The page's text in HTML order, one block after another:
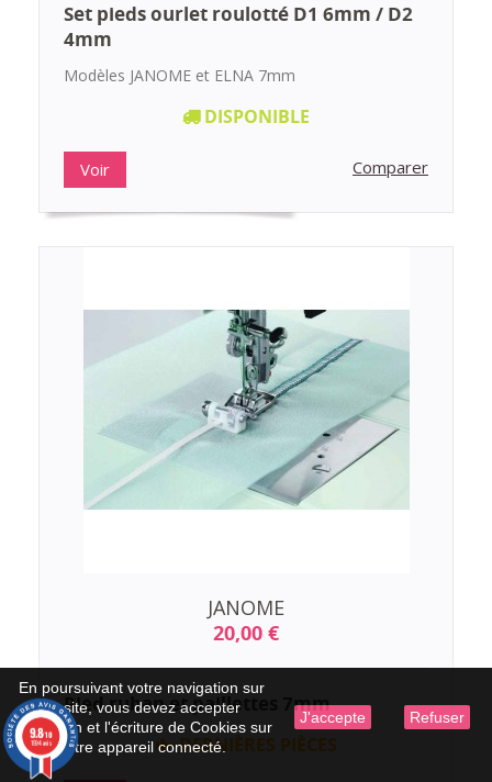
Set pieds ourlet roulotté D1 6mm / D2
4mm
Modèles JANOME et ELNA 7mm
DISPONIBLE
Voir Comparer
JANOME
20,00 €
Pied ruban et paillettes 7mm
DERNIÈRES PIÈCES
En poursuivant votre navigation sur
ce site, vous devez accepter
l’utilisation et l'écriture de Cookies sur
votre appareil connecté.
J'accepte Refuser
9.8/10
1594 avis